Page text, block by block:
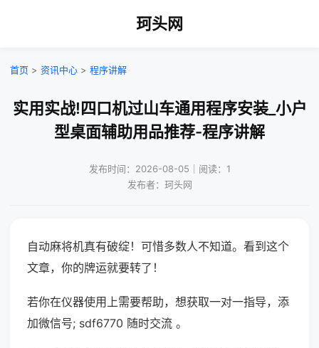
珂头网
首页 > 资讯中心 > 程序讲解
实用实战!四口机过山车通用程序安装_小户
型桌面辅助用品推荐-程序讲解
发布时间：2026-08-05｜阅读：1
发布者：珂头网
自动麻将机真有破绽！可惜多数人不知道。看到这个
文章，你的牌运就要转了！
若你在仪器使用上需要帮助，想获取一对一指导，添
加微信号; sdf6770 随时交流 。